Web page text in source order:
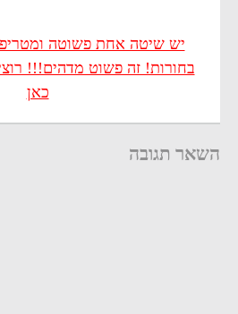
יש שיטה אחת פשוטה
בחורות! זה פשוט מדהים!!!
כאן
השאר תגובה